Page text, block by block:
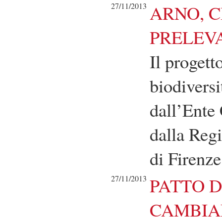
27/11/2013 ARNO,
Il
dalla
di Firenze
27/11/2013 PATTO